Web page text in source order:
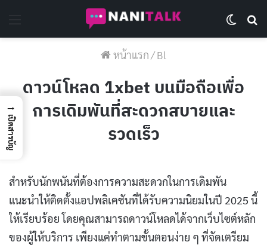
หน้าแรก/Bl
ดาวน์โหลด 1xbet บนมือถือเพื่อ
การเดิมพันที่สะดวกสบายและ
รวดเร็ว
สำหรับนักพนันที่ต้องการความสะดวกในการเดิมพัน
แนะนำให้ติดตั้งแอปพลิเคชันที่ได้รับความนิยมในปี 2025 นี้
ให้เรียบร้อย โดยคุณสามารถดาวน์โหลดได้จากเว็บไซต์หลัก
ของผู้ให้บริการ เพียงแค่ทำตามขั้นตอนง่าย ๆ ที่จัดเตรียม
→
เปิดสารบัญ